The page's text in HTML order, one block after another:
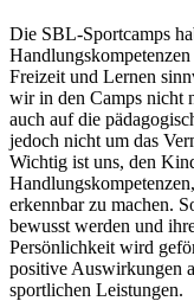
Die SBL-Sportcamps
Freizeit und Lernen
wir in den Camps nicht
auch auf die
jedoch nicht um das
Wichtig ist uns, den
erkennbar zu machen.
bewusst werden und
Persönlichkeit wird
positive Auswirkungen
sportlichen Leistungen.